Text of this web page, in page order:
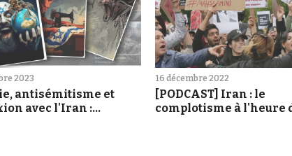
2023
antisémitisme et
avec l'Iran :
16 décembre 2022
[PODCAST] Iran : le
complotisme à l'heure